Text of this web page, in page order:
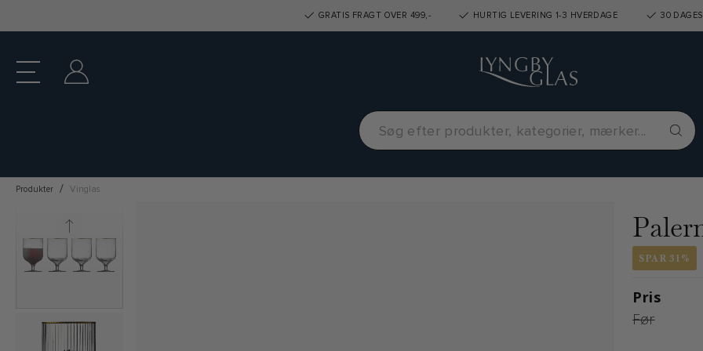
GRATIS FRAGT OVER 499,- HURTIG LEVERING 1-3 HVERDAGE 30
Produkter Vinglas
SPAR 31%
Pris
Før